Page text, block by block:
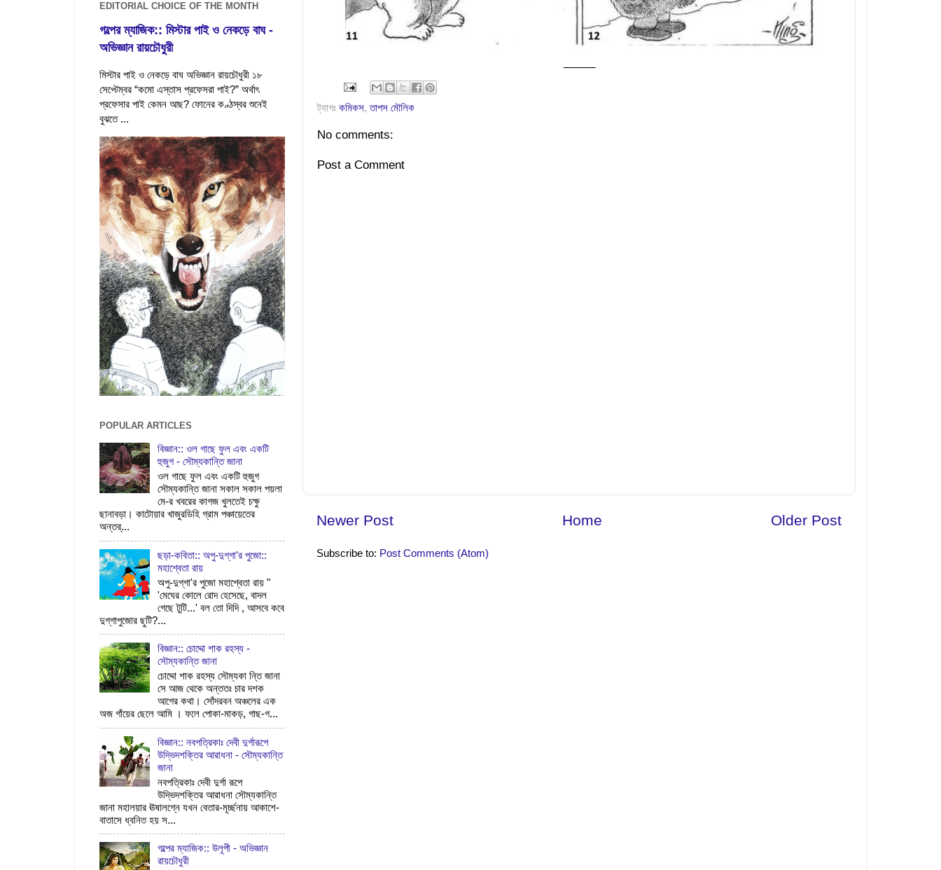
ট্যাগঃ কমিকস,তাপস মৌলিক
No comments:
Post a Comment
Newer Post Older Post
Home
Subscribe to: Post Comments (Atom)
EDITORIAL CHOICE OF THE MONTH
গল্পের ম্যাজিক:: মিস্টার পাই ও নেকড়ে বাঘ -
অভিজ্ঞান রায়চৌধুরী
মিস্টার পাই ও নেকড়ে বাঘ অভিজ্ঞান রায়চৌধুরী ১৮
সেপ্টেম্বর “কমো এস্তাস প্রফেসরা পাই?” অর্থাৎ
প্রফেসার পাই কেমন আছ? ফোনের কণ্ঠস্বর শুনেই
বুঝতে ...
POPULAR ARTICLES
বিজ্ঞান:: ওল গাছে ফুল এবং একটি
হুজুগ - সৌম্যকান্তি জানা
ওল গাছে ফুল এবং একটি হুজুগ
সৌম্যকান্তি জানা সকাল সকাল পয়লা
মে-র খবরের কাগজ খুলতেই চক্ষু
ছানাবড়া। কাটোয়ার খাজুরডিহি গ্রাম পঞ্চায়েতের
অন্তর্...
ছড়া-কবিতা:: অপু-দুগ্‌গা'র পুজো::
মহাশ্বেতা রায়
অপু-দুগ্‌গা'র পুজো মহাশ্বেতা রায় "
'মেঘের কোলে রোদ হেসেছে, বাদল
গেছে টুটি...' বল তো দিদি , আসবে কবে
দুগ্‌গাপুজোর ছুটি?...
বিজ্ঞান:: চোদ্দো শাক রহস্য -
সৌম্যকান্তি জানা
চোদ্দো শাক রহস্য সৌম্যকা ন্তি জানা
সে আজ থেকে অন্ততঃ চার দশক
আগের কথা। সোঁদরবন অঞ্চলের এক
অজ গাঁয়ের ছেলে আমি । ফলে পোকা-মাকড়, গাছ-গ...
বিজ্ঞান:: নবপত্রিকাঃ দেবী দুর্গারূপে
উদ্ভিদশক্তির আরাধনা - সৌম্যকান্তি
জানা
নবপত্রিকাঃ দেবী দুর্গা রূপে
উদ্ভিদশক্তির আরাধনা সৌম্যকান্তি
জানা মহালয়ার ঊষালগ্নে যখন বেতার-মূর্চ্ছনায় আকাশে-
বাতাসে ধ্বনিত হয় স...
গল্পের ম্যাজিক:: উলূপী - অভিজ্ঞান
রায়চৌধুরী